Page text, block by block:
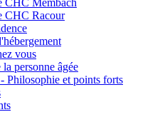
CHC Racour
vous
personne âgée
Philosophie et points forts